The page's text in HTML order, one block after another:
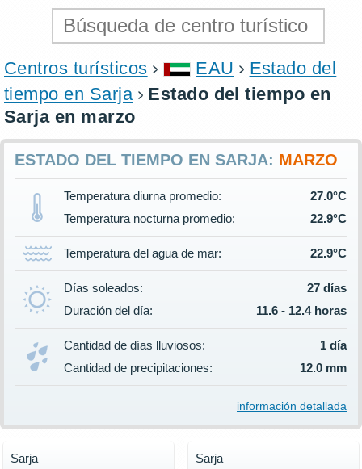
Centros turísticos EAU
Estado del
tiempo en Sarja
Estado del tiempo en
Sarja en marzo
ESTADO DEL TIEMPO EN SARJA: MARZO
Temperatura diurna promedio:
27.0°C
Temperatura nocturna promedio:
22.9°C
Temperatura del agua de mar: 22.9°C
Días soleados:
27 días
Duración del día:
11.6 - 12.4 horas
Cantidad de días lluviosos:
1 día
Cantidad de precipitaciones:
12.0 mm
información detallada
Sarja Sarja